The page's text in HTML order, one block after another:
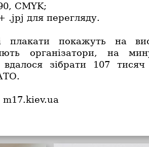
CMYK;
.jpj для перегляду.
плакати покажуть на
організатори, на
вдалося зібрати 107